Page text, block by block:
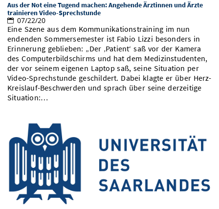
Aus der Not eine Tugend machen: Angehende Ärztinnen und Ärzte
trainieren Video-Sprechstunde
07/22/20
Eine Szene aus dem Kommunikationstraining im nun
endenden Sommersemester ist Fabio Lizzi besonders in
Erinnerung geblieben: „Der ‚Patient‘ saß vor der Kamera
des Computerbildschirms und hat dem Medizinstudenten,
der vor seinem eigenen Laptop saß, seine Situation per
Video-Sprechstunde geschildert. Dabei klagte er über Herz-
Kreislauf-Beschwerden und sprach über seine derzeitige
Situation:…